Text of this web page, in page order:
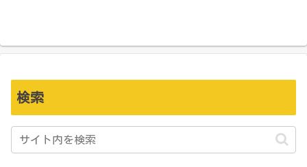
検索